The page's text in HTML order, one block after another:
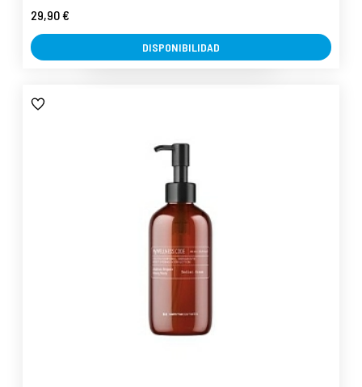
29,90 €
DISPONIBILIDAD